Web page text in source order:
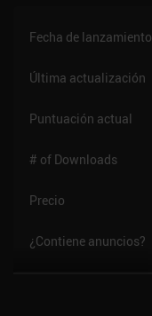
Fecha de lanzamiento
Última actualización
Puntuación actual
# of Downloads
Precio
¿Contiene anuncios?